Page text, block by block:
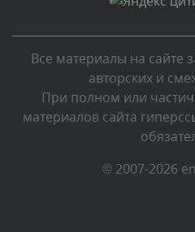
администратором.
Комментарий
Текст комментария будет
администратором.
Комментарий
Все материалы на
авторских и
При полном или
материалов сайта
© 2007-2026